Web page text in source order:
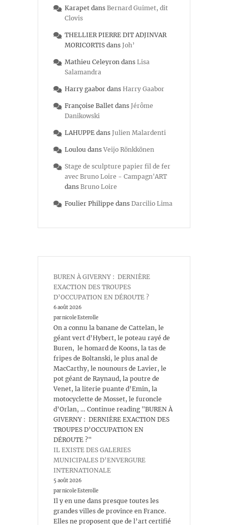
Karapet dans Bernard Guimet, dit
Clovis
THELLIER PIERRE DIT ADJINVAR
MORICORTIS dans Joh’
Mathieu Celeyron dans Lisa
Salamandra
Harry gaabor dans Harry Gaabor
Françoise Ballet dans Jérôme
Danikowski
LAHUPPE dans Julien Malardenti
Loulou dans Veijo Rönkkönen
Stage de sculpture papier fil de fer
avec Bruno Loire - Campagn'ART
dans Bruno Loire
Foulier Philippe dans Darcilio Lima
BUREN À GIVERNY : DERNIÈRE
EXACTION DES TROUPES
D’OCCUPATION EN DÉROUTE ?
6 août 2026
par nicole Esterolle
On a connu la banane de Cattelan, le
géant vert d’Hybert, le poteau rayé de
Buren, le homard de Koons, la tas de
fripes de Boltanski, le plus anal de
MacCarthy, le nounours de Lavier, le
pot géant de Raynaud, la poutre de
Venet, la literie puante d’Emin, la
motocyclette de Mosset, le furoncle
d’Orlan, … Continue reading "BUREN À
GIVERNY : DERNIÈRE EXACTION DES
TROUPES D’OCCUPATION EN
DÉROUTE ?"
IL EXISTE DES GALERIES
MUNICIPALES D’ENVERGURE
INTERNATIONALE
5 août 2026
par nicole Esterolle
Il y en une dans presque toutes les
grandes villes de province en France.
Elles ne proposent que de l’art certifié